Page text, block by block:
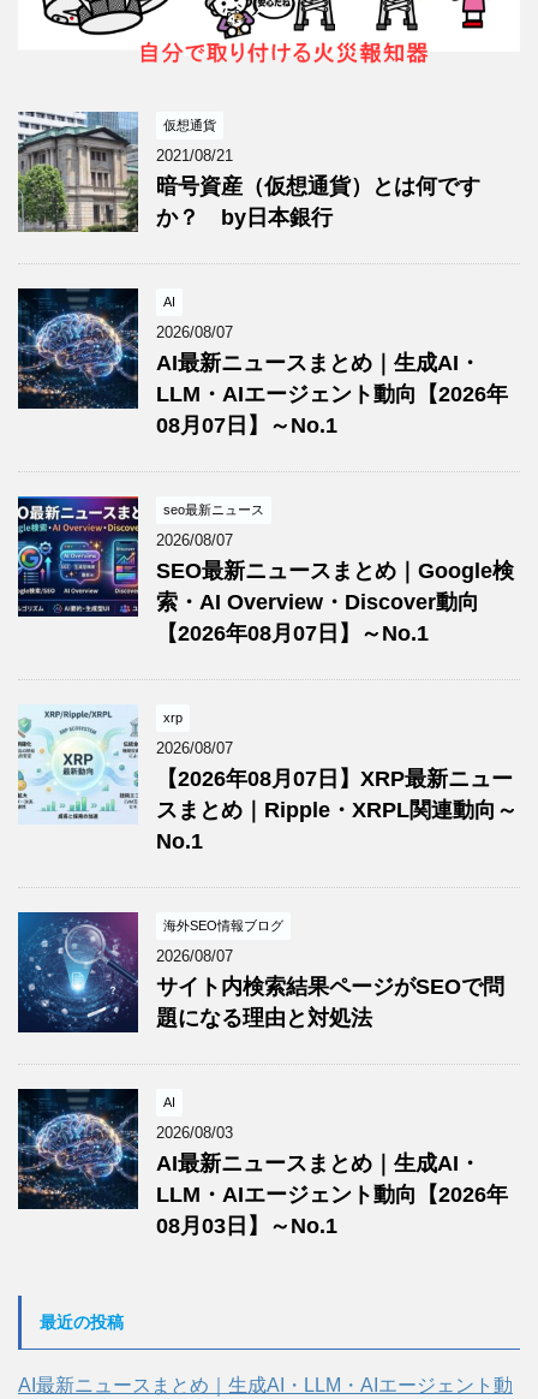
仮想通貨
2021/08/21
暗号資産（仮想通貨）とは何です
か？ by日本銀行
AI
2026/08/07
AI最新ニュースまとめ｜生成AI・
LLM・AIエージェント動向【2026年
08月07日】～No.1
seo最新ニュース
2026/08/07
SEO最新ニュースまとめ｜Google検
索・AI Overview・Discover動向
【2026年08月07日】～No.1
xrp
2026/08/07
【2026年08月07日】XRP最新ニュー
スまとめ｜Ripple・XRPL関連動向～
No.1
海外SEO情報ブログ
2026/08/07
サイト内検索結果ページがSEOで問
題になる理由と対処法
AI
2026/08/03
AI最新ニュースまとめ｜生成AI・
LLM・AIエージェント動向【2026年
08月03日】～No.1
最近の投稿
AI最新ニュースまとめ｜生成AI・LLM・AIエージェント動